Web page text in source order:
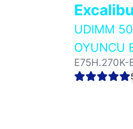
UDIMM
OYUNCU
E75H.270K-